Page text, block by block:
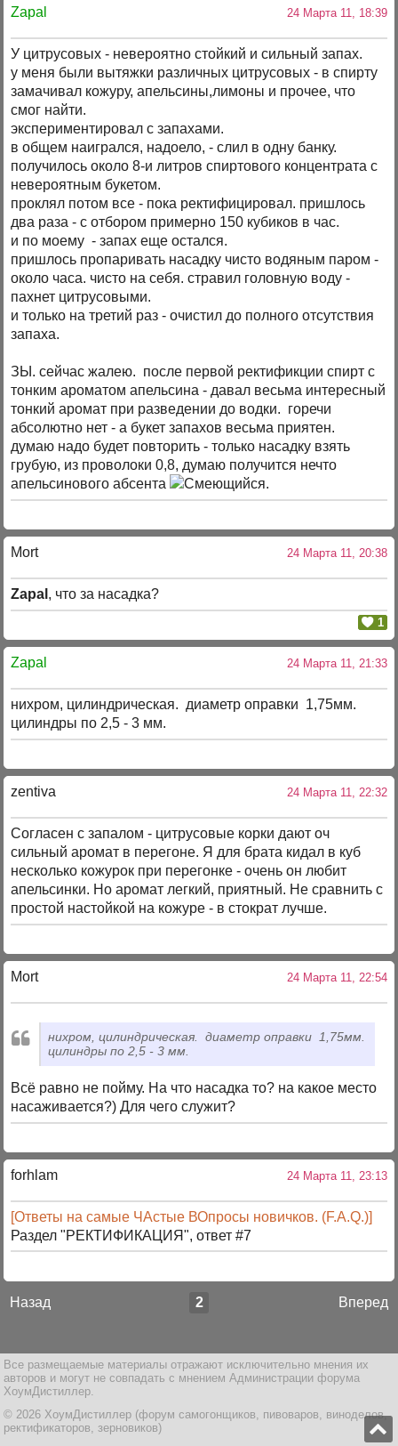
Zapal 24 Марта 11, 18:39
У цитрусовых - невероятно стойкий и сильный запах.
у меня были вытяжки различных цитрусовых - в спирту
замачивал кожуру, апельсины,лимоны и прочее, что
смог найти.
экспериментировал с запахами.
в общем наигрался, надоело, - слил в одну банку.
получилось около 8-и литров спиртового концентрата с
невероятным букетом.
проклял потом все - пока ректифицировал. пришлось
два раза - с отбором примерно 150 кубиков в час.
и по моему - запах еще остался.
пришлось пропаривать насадку чисто водяным паром -
около часа. чисто на себя. стравил головную воду -
пахнет цитрусовыми.
и только на третий раз - очистил до полного отсутствия
запаха.
ЗЫ. сейчас жалею. после первой ректификции спирт с
тонким ароматом апельсина - давал весьма интересный
тонкий аромат при разведении до водки. горечи
абсолютно нет - а букет запахов весьма приятен.
думаю надо будет повторить - только насадку взять
грубую, из проволоки 0,8, думаю получится нечто
апельсинового абсента
.
Mort 24 Марта 11, 20:38
Zapal , что за насадка?
1
Zapal 24 Марта 11, 21:33
нихром, цилиндрическая. диаметр оправки 1,75мм.
цилиндры по 2,5 - 3 мм.
zentiva 24 Марта 11, 22:32
Согласен с запалом - цитрусовые корки дают оч
сильный аромат в перегоне. Я для брата кидал в куб
несколько кожурок при перегонке - очень он любит
апельсинки. Но аромат легкий, приятный. Не сравнить с
простой настойкой на кожуре - в стократ лучше.
Mort 24 Марта 11, 22:54
нихром, цилиндрическая. диаметр оправки 1,75мм.
цилиндры по 2,5 - 3 мм.
Всё равно не пойму. На что насадка то? на какое место
насаживается?) Для чего служит?
forhlam 24 Марта 11, 23:13
[Ответы на самые ЧАстые ВОпросы новичков. (F.A.Q.)]
Раздел "РЕКТИФИКАЦИЯ", ответ #7
Назад Вперед
2
Все размещаемые материалы отражают исключительно мнения их
авторов и могут не совпадать с мнением Администрации форума
ХоумДистиллер.
© 2026 ХоумДистиллер (форум самогонщиков, пивоваров, виноделов,
ректификаторов, зерновиков)